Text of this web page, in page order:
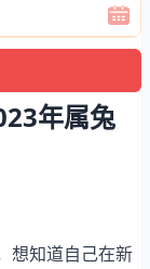
年属兔
想知道自己在新